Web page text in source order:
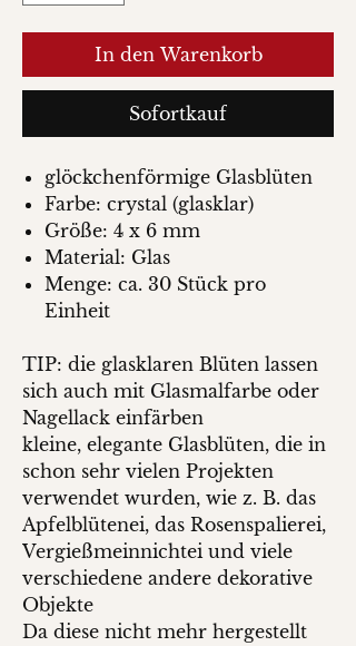
In den Warenkorb
Sofortkauf
glöckchenförmige Glasblüten
Farbe: crystal (glasklar)
Größe: 4 x 6 mm
Material: Glas
Menge: ca. 30 Stück pro
Einheit
TIP: die glasklaren Blüten lassen
sich auch mit Glasmalfarbe oder
Nagellack einfärben
kleine, elegante Glasblüten, die in
schon sehr vielen Projekten
verwendet wurden, wie z. B. das
Apfelblütenei, das Rosenspalierei,
Vergießmeinnichtei und viele
verschiedene andere dekorative
Objekte
Da diese nicht mehr hergestellt